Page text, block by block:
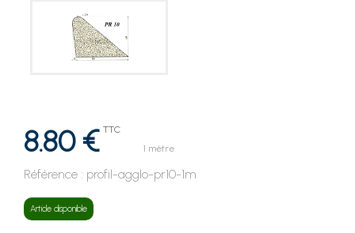
8.80 € TTC
1 mètre
Référence : profil-agglo-pr10-1m
Article disponible